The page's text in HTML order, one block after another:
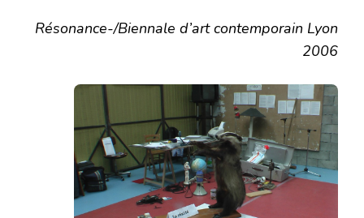
Résonance-/Biennale d’art contemporain Lyon
2006